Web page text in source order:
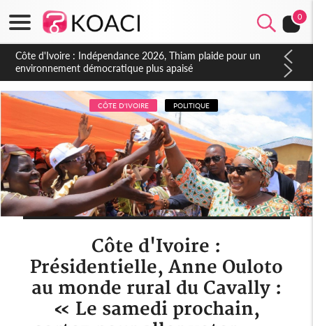
0
Côte d'Ivoire : Concours INFAS 2026, les convocations
seront disponibles à compter du samedi
CÔTE D'IVOIRE POLITIQUE
Côte d'Ivoire :
Présidentielle, Anne Ouloto
au monde rural du Cavally :
« Le samedi prochain,